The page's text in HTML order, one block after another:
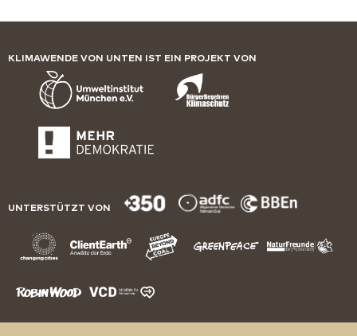
KLIMAWENDE VON UNTEN IST EIN PROJEKT VON
UNTERSTÜTZT VON